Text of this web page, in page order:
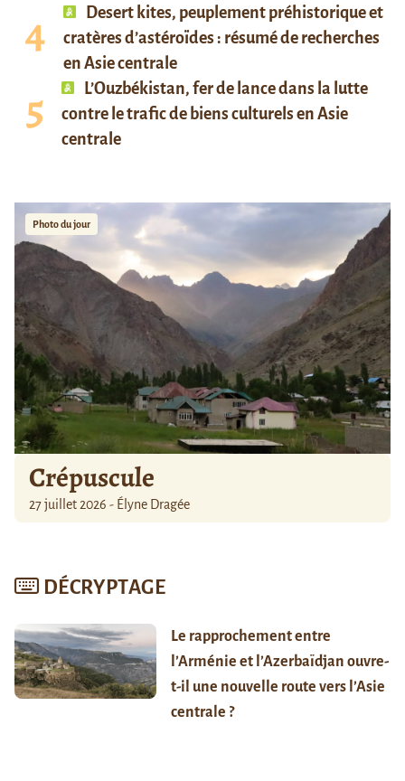
Desert kites, peuplement préhistorique et
cratères d’astéroïdes : résumé de recherches
en Asie centrale
L’Ouzbékistan, fer de lance dans la lutte
contre le trafic de biens culturels en Asie
centrale
Photo du jour
Crépuscule
27 juillet 2026 - Élyne Dragée
DÉCRYPTAGE
Le rapprochement entre
l’Arménie et l’Azerbaïdjan ouvre-
t-il une nouvelle route vers l’Asie
centrale ?